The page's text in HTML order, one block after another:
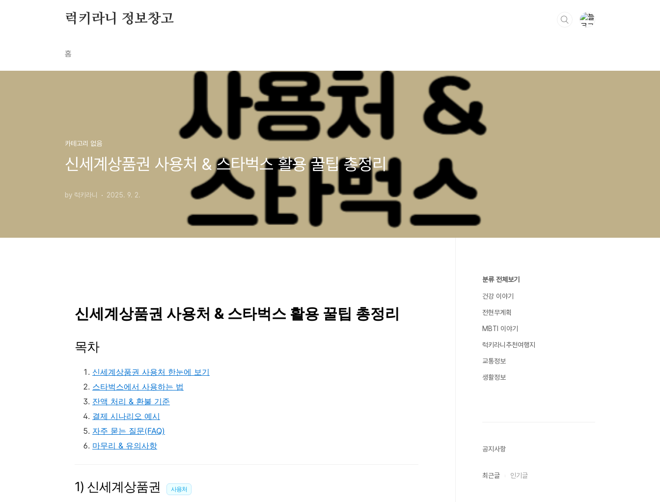
럭키라니 정보창고
홈
카테고리 없음
신세계상품권 사용처 & 스타벅스 활용 꿀팁 총정리
by 럭키라니 2025. 9. 2.
신세계상품권 사용처 & 스타벅스 활용 꿀팁 총정리
목차
신세계상품권 사용처 한눈에 보기
스타벅스에서 사용하는 법
잔액 처리 & 환불 기준
결제 시나리오 예시
자주 묻는 질문(FAQ)
마무리 & 유의사항
1) 신세계상품권 사용처
분류 전체보기
건강 이야기
전현무계획
MBTI 이야기
럭키라니추천여행지
교통정보
생활정보
공지사항
최근글 인기글